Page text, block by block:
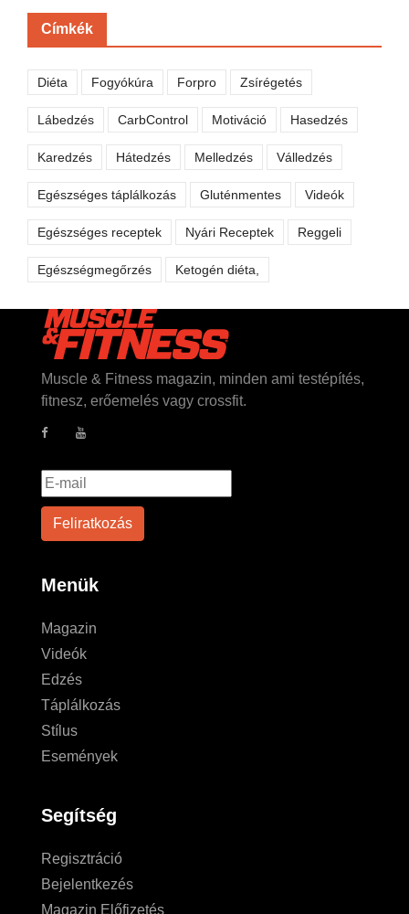
Címkék
Diéta Fogyókúra Forpro Zsírégetés
Lábedzés CarbControl Motiváció Hasedzés
Karedzés Hátedzés Melledzés Válledzés
Egészséges táplálkozás Gluténmentes Videók
Egészséges receptek Nyári Receptek Reggeli
Egészségmegőrzés Ketogén diéta,
Muscle & Fitness magazin, minden ami testépítés,
fitnesz, erőemelés vagy crossfit.
Menük
Magazin
Videók
Edzés
Táplálkozás
Stílus
Események
Segítség
Regisztráció
Bejelentkezés
Magazin Előfizetés